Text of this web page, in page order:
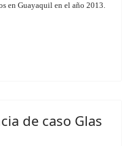
en Guayaquil en el año 2013.
de caso Glas